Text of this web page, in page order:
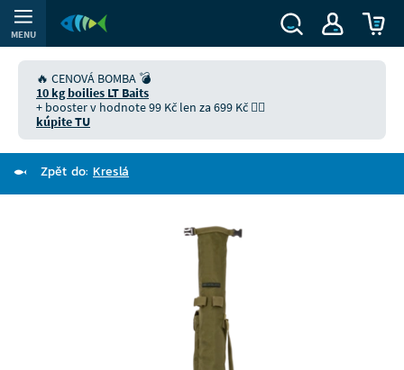
MENU
🔥 CENOVÁ BOMBA 💣
10 kg boilies LT Baits
+ booster v hodnote 99 Kč len za 699 Kč 👉🏻
kúpite TU
Zpět do: Kreslá